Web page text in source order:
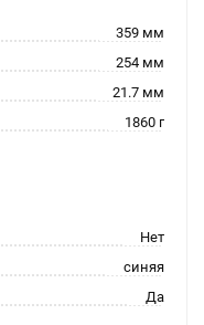
359 мм
254 мм
21.7 мм
1860 г
Нет
синяя
Да